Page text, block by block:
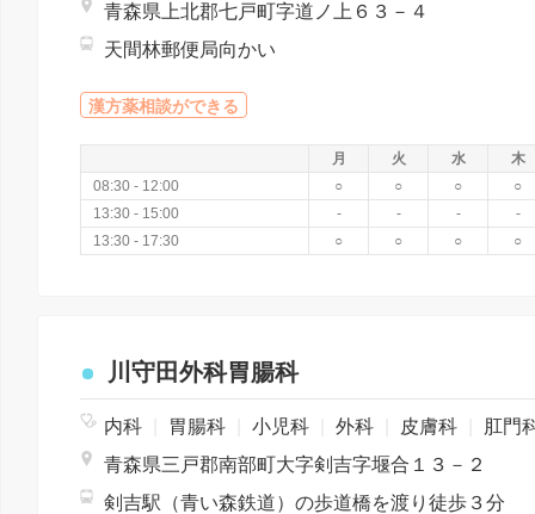
青森県上北郡七戸町字道ノ上６３－４
天間林郵便局向かい
漢方薬相談ができる
月 火 水
木
08:30 - 12:00
○ ○ ○
○
13:30 - 15:00
- - -
-
13:30 - 17:30
○ ○ ○ ○
川守田外科胃腸科
内科 胃腸科 小児科 外科 皮膚科
肛門
青森県三戸郡南部町大字剣吉字堰合１３－２
剣吉駅（青い森鉄道）の歩道橋を渡り徒歩３分